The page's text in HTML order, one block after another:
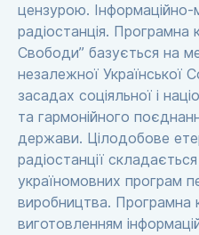
цензурою. Інформаційно-
радіостанція. Програмна
Свободи” базується на
незалежної Української
засадах соціяльної і
та гармонійного
держави. Цілодобове
радіостанції
україномовних програм
виробництва. Програмна
виготовленням